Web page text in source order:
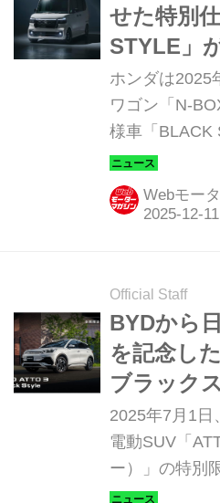
せた特別
STYLE」
感もマシ
ホンダは2025
ワゴン「N-
様車「BLACK
イル）」を設
ると発表した
ディネートし
Webモー
Official Staff
BYDから
を記念し
ブラック
場、カタ
格の魅力
2025年7月1日
電動SUV「
ー）」の特別
クスタイル（